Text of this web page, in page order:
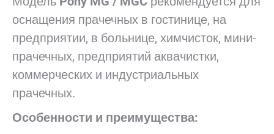
оснащения прачечных в гостинице, на
предприятии, в больнице, химчисток, мини-
прачечных, предприятий аквачистки,
коммерческих и индустриальных
прачечных.
Особенности и преимущества: